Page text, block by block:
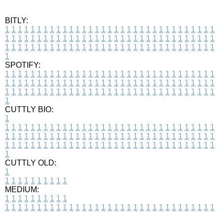
BITLY:
1 1 1 1 1 1 1 1 1 1 1 1 1 1 1 1 1 1 1 1 1 1 1 1 1 1 1 1 1 1 1 1 1
1 1 1 1 1 1 1 1 1 1 1 1 1 1 1 1 1 1 1 1 1 1 1 1 1 1 1 1 1 1 1 1 1
1 1 1 1 1 1 1 1 1 1 1 1 1 1 1 1 1 1 1 1 1 1 1 1 1 1 1 1 1 1 1 1 1
1
SPOTIFY:
1 1 1 1 1 1 1 1 1 1 1 1 1 1 1 1 1 1 1 1 1 1 1 1 1 1 1 1 1 1 1 1 1
1 1 1 1 1 1 1 1 1 1 1 1 1 1 1 1 1 1 1 1 1 1 1 1 1 1 1 1 1 1 1 1 1
1 1 1 1 1 1 1 1 1 1 1 1 1 1 1 1 1 1 1 1 1 1 1 1 1 1 1 1 1 1 1 1 1
1
CUTTLY BIO:
1
1 1 1 1 1 1 1 1 1 1 1 1 1 1 1 1 1 1 1 1 1 1 1 1 1 1 1 1 1 1 1 1 1
1 1 1 1 1 1 1 1 1 1 1 1 1 1 1 1 1 1 1 1 1 1 1 1 1 1 1 1 1 1 1 1 1
1 1 1 1 1 1 1 1 1 1 1 1 1 1 1 1 1 1 1 1 1 1 1 1 1 1 1 1 1 1 1 1 1
1
CUTTLY OLD:
1
1 1 1 1 1 1 1 1 1 1
MEDIUM:
1 1 1 1 1 1 1 1 1 1
1 1 1 1 1 1 1 1 1 1 1 1 1 1 1 1 1 1 1 1 1 1 1 1 1 1 1 1 1 1 1 1 1